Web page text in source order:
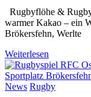
Rugbyflöhe &
warmer Kakao – ein
Brökersfehn, Werlte
Weiterlesen
News Rugby